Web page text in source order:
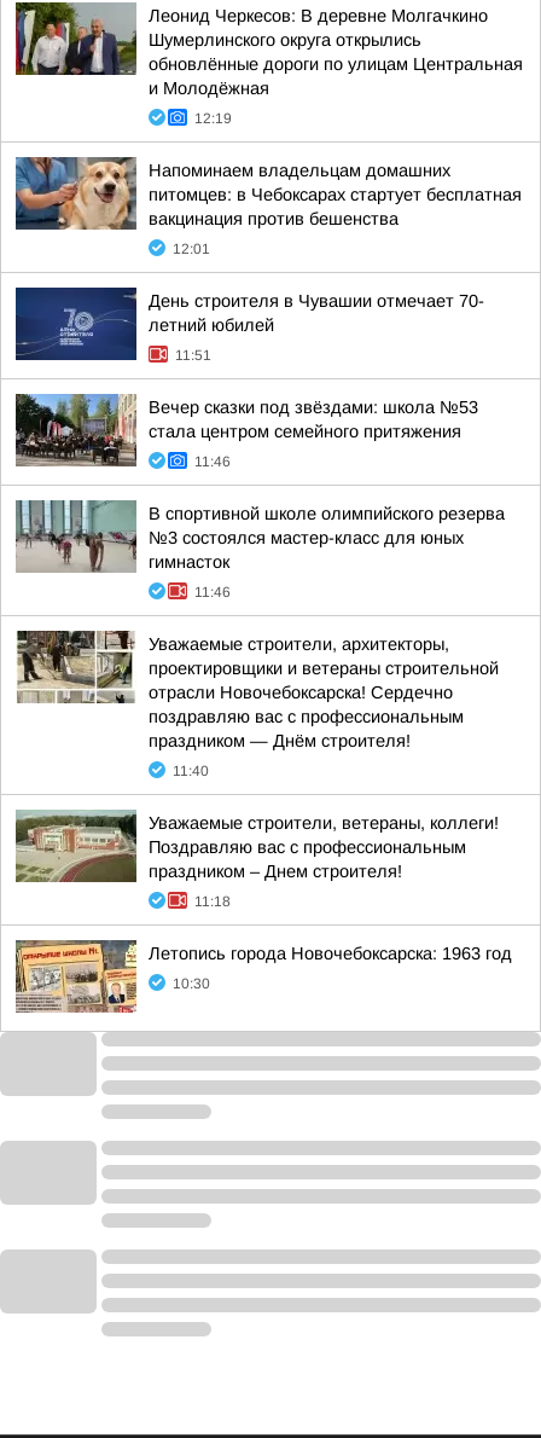
Леонид Черкесов: В деревне Молгачкино
Шумерлинского округа открылись
обновлённые дороги по улицам Центральная
и Молодёжная
12:19
Напоминаем владельцам домашних
питомцев: в Чебоксарах стартует бесплатная
вакцинация против бешенства
12:01
День строителя в Чувашии отмечает 70-
летний юбилей
11:51
Вечер сказки под звёздами: школа №53
стала центром семейного притяжения
11:46
В спортивной школе олимпийского резерва
№3 состоялся мастер-класс для юных
гимнасток
11:46
Уважаемые строители, архитекторы,
проектировщики и ветераны строительной
отрасли Новочебоксарска! Сердечно
поздравляю вас с профессиональным
праздником — Днём строителя!
11:40
Уважаемые строители, ветераны, коллеги!
Поздравляю вас с профессиональным
праздником – Днем строителя!
11:18
Летопись города Новочебоксарска: 1963 год
10:30